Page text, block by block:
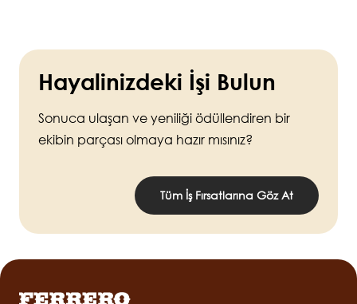
Hayalinizdeki İşi Bulun
Sonuca ulaşan ve yeniliği ödüllendiren bir
ekibin parçası olmaya hazır mısınız?
Tüm İş Fırsatlarına Göz At